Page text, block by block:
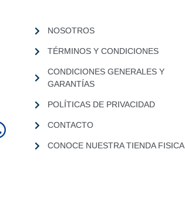
NOSOTROS
TÉRMINOS Y CONDICIONES
CONDICIONES GENERALES Y
GARANTÍAS
POLÍTICAS DE PRIVACIDAD
CONTACTO
CONOCE NUESTRA TIENDA FISICA